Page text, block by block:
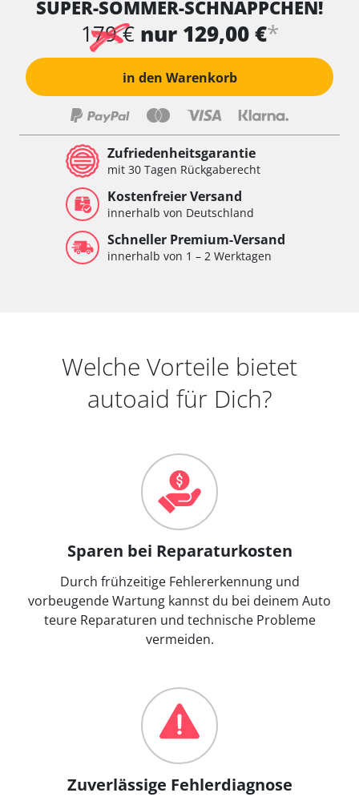
SUPER-SOMMER-SCHNÄPPCHEN!
179 € nur 129,00 €*
in den Warenkorb
Zufriedenheitsgarantie
mit 30 Tagen Rückgaberecht
Kostenfreier Versand
innerhalb von Deutschland
Schneller Premium-Versand
innerhalb von 1 – 2 Werktagen
Welche Vorteile bietet
autoaid für Dich?
Sparen bei Reparaturkosten
Durch frühzeitige Fehlererkennung und
vorbeugende Wartung kannst du bei deinem Auto
teure Reparaturen und technische Probleme
vermeiden.
Zuverlässige Fehlerdiagnose